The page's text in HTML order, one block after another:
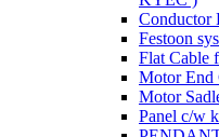
Conductor
Festoon
Flat Cable
Motor End
Motor
Panel c/w